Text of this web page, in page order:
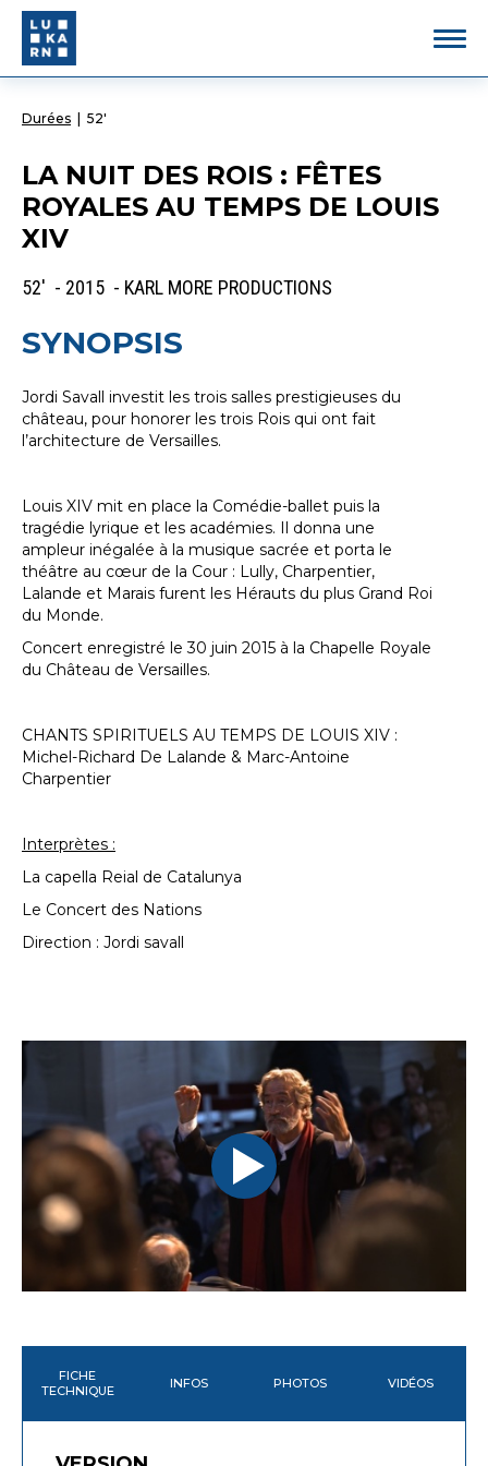
Durées 52'
LA NUIT DES ROIS : FÊTES
ROYALES AU TEMPS DE LOUIS
XIV
52' - 2015 - KARL MORE PRODUCTIONS
SYNOPSIS
Jordi Savall investit les trois salles prestigieuses du
château, pour honorer les trois Rois qui ont fait
l’architecture de Versailles.
Louis XIV mit en place la Comédie-ballet puis la
tragédie lyrique et les académies. Il donna une
ampleur inégalée à la musique sacrée et porta le
théâtre au cœur de la Cour : Lully, Charpentier,
Lalande et Marais furent les Hérauts du plus Grand Roi
du Monde.
Concert enregistré le 30 juin 2015 à la Chapelle Royale
du Château de Versailles.
CHANTS SPIRITUELS AU TEMPS DE LOUIS XIV :
Michel-Richard De Lalande & Marc-Antoine
Charpentier
Interprètes :
La capella Reial de Catalunya
Le Concert des Nations
Direction : Jordi savall
FICHE
TECHNIQUE
INFOS PHOTOS VIDÉOS